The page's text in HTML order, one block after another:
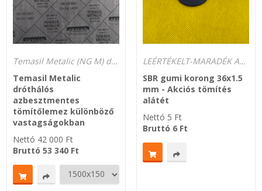
Temasil Metalic (NG M) dróthálós tömítőlemez raktárról. 250°C-ig hőálló (max.400°C)
Temasil Metalic
dróthálós
azbesztmentes
tömítőlemez különböző
vastagságokban
Nettó 42 000 Ft
Bruttó53 340 Ft
LEÉRTÉKELT-MARADÉK ANYAGOK
SBR gumi korong 36x1.5
mm - Akciós tömítés
alátét
Nettó 5 Ft
Bruttó 6Ft